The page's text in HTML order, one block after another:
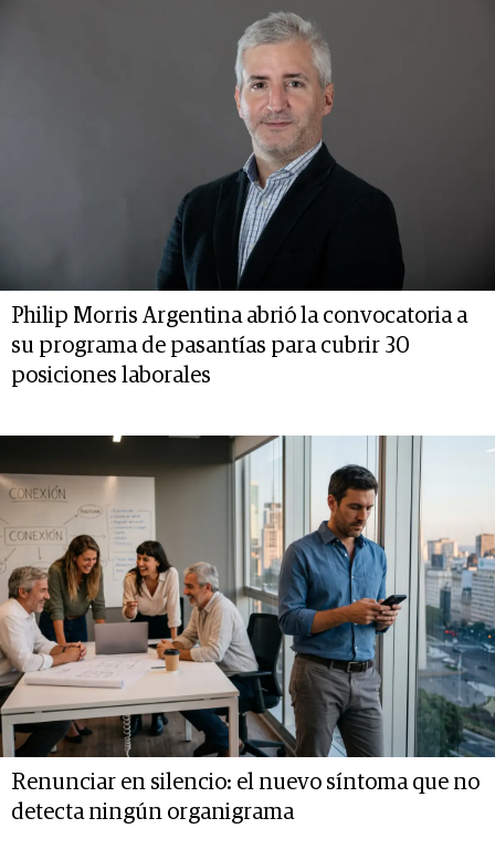
Philip Morris Argentina abrió la convocatoria a
su programa de pasantías para cubrir 30
posiciones laborales
Renunciar en silencio: el nuevo síntoma que no
detecta ningún organigrama